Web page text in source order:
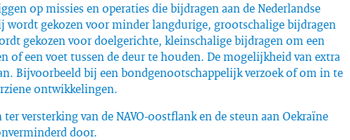
op missies en operaties die bijdragen aan de Nederlandse
wordt gekozen voor minder langdurige, grootschalige bijdragen
gekozen voor doelgerichte, kleinschalige bijdragen om een
of een voet tussen de deur te houden. De mogelijkheid van extra
Bijvoorbeeld bij een bondgenootschappelijk verzoek of om in te
ontwikkelingen.
versterking van de NAVO-oostflank en de steun aan Oekraïne
door.